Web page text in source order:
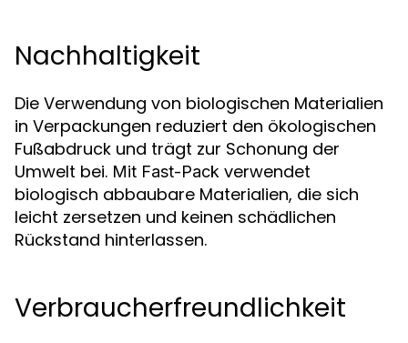
Nachhaltigkeit
Die Verwendung von biologischen Materialien
in Verpackungen reduziert den ökologischen
Fußabdruck und trägt zur Schonung der
Umwelt bei. Mit Fast-Pack verwendet
biologisch abbaubare Materialien, die sich
leicht zersetzen und keinen schädlichen
Rückstand hinterlassen.
Verbraucherfreundlichkeit